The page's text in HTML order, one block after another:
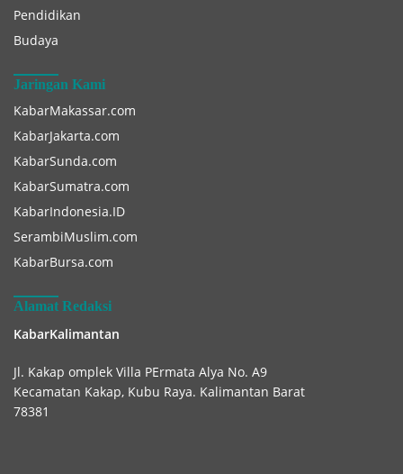
Pendidikan
Budaya
Jaringan Kami
KabarMakassar.com
KabarJakarta.com
KabarSunda.com
KabarSumatra.com
KabarIndonesia.ID
SerambiMuslim.com
KabarBursa.com
Alamat Redaksi
KabarKalimantan
Jl. Kakap omplek Villa PErmata Alya No. A9
Kecamatan Kakap, Kubu Raya. Kalimantan Barat
78381